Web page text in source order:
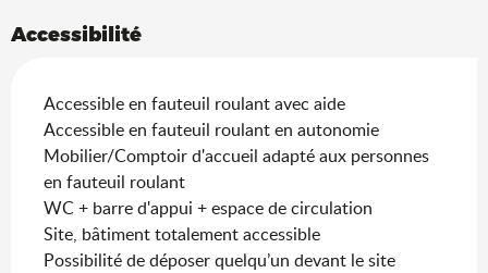
Accessibilité
Accessible en fauteuil roulant avec aide
Accessible en fauteuil roulant en autonomie
Mobilier/Comptoir d'accueil adapté aux personnes
en fauteuil roulant
WC + barre d'appui + espace de circulation
Site, bâtiment totalement accessible
Possibilité de déposer quelqu’un devant le site